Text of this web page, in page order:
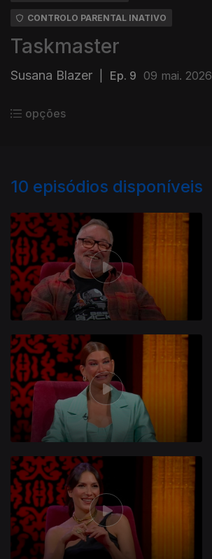
CONTROLO PARENTAL INATIVO
Taskmaster
Susana Blazer Ep. 9 09 mai. 2026
opções
10 episódios disponíveis